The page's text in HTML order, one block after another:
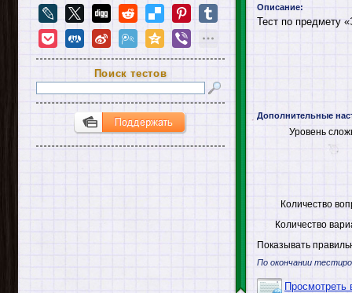
Описание:
Тест по предмету
Дополнительные
Уровень
Количество
Количество
Показывать
По окончании
Просмотреть
Поиск тестов